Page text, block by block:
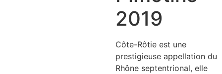
2019
Côte-Rôtie est une
prestigieuse appellation du
Rhône septentrional, elle